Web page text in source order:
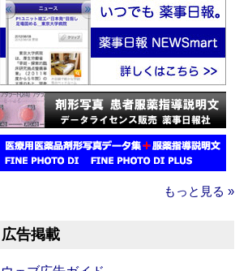
もっと見る »
広告掲載